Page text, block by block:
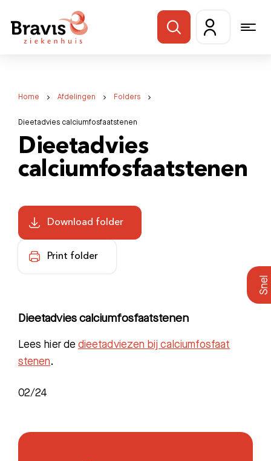
Home Afdelingen Folders
Dieetadvies calciumfosfaatstenen
Dieetadvies
calciumfosfaatstenen
Download folder
Print folder
Dieetadvies calciumfosfaatstenen
Lees hier de dieetadviezen bij calciumfosfaat
stenen.
02/24